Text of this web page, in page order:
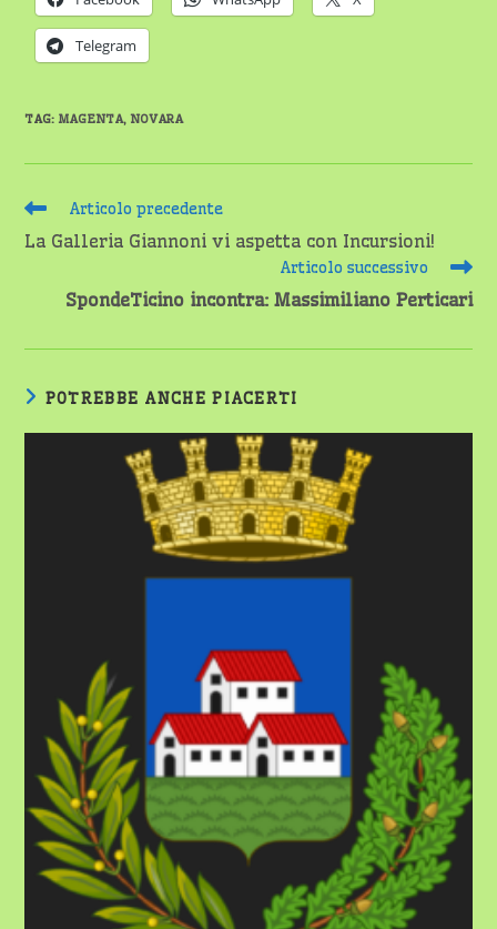
Telegram
TAG: MAGENTA, NOVARA
Leggi
articoli
Articolo precedente
La Galleria Giannoni vi aspetta con Incursioni!
Articolo successivo
SpondeTicino incontra: Massimiliano Perticari
POTREBBE ANCHE PIACERTI